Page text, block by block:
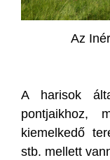
Az
A harisok
pontjaikhoz,
kiemelkedő
stb. mellett